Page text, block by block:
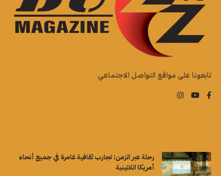
تابعونا على مواقع التواصل الاجتماعي
رحلة عبر الزمن: تجارب ثقافية غامرة في جميع أنحاء
أمريكا اللاتينية